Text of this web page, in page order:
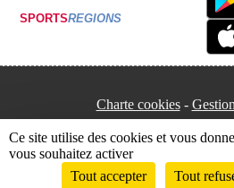
SPORTSREGIONS
Charte cookies
Envie de participer ?
Ce site utilise des cookies et vous
vous souhaitez activer
Tout accepter
Tout